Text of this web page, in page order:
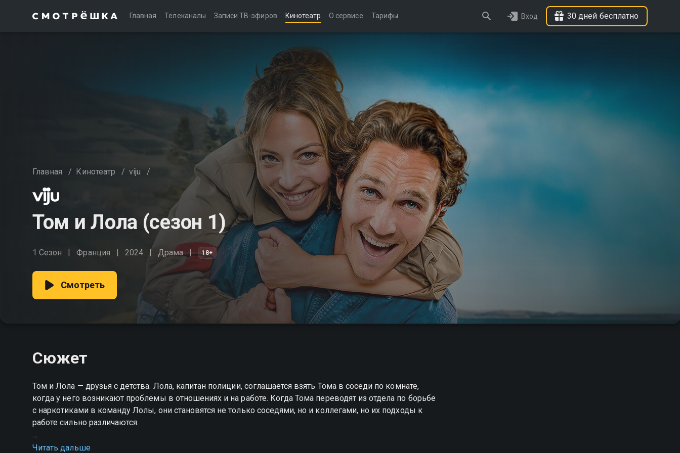
Главная Телеканалы Записи ТВ-эфиров Кинотеатр О сервисе Тарифы Вход 30 дней бесплатно
Главная / Кинотеатр / viju /
Том и Лола (сезон 1)
1 Сезон Франция 2024 Драма 18+
Смотреть
Сюжет
Том и Лола — друзья с детства. Лола, капитан полиции, соглашается взять Тома в соседи по комнате,
когда у него возникают проблемы в отношениях и на работе. Когда Тома переводят из отдела по борьбе
с наркотиками в команду Лолы, они становятся не только соседями, но и коллегами, но их подходы к
работе сильно различаются.
Посмотреть онлайн 1 сезон сериала Том и Лола вы можете совершенно бесплатно в хорошем HD
Читать дальше